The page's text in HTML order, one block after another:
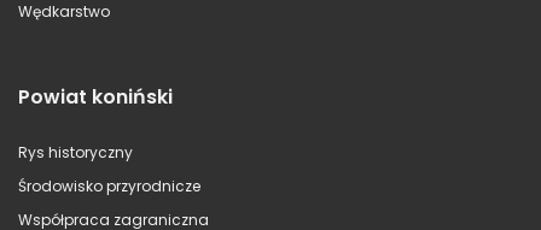
Wędkarstwo
Powiat koniński
Rys historyczny
Środowisko przyrodnicze
Współpraca zagraniczna